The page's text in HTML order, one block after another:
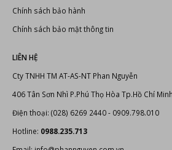
Chính sách bảo hành
Chính sách bảo mật thông tin
LIÊN HỆ
Cty TNHH TM AT-AS-NT Phan Nguyễn
406 Tân Sơn Nhì P.Phú Thọ Hòa Tp.Hồ Chí Minh
Điện thoại: (028) 6269 2440 - 0909.798.010
Hotline: 0988.235.713